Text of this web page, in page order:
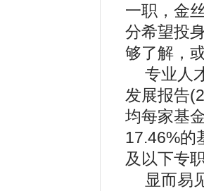
一职，金
分希望投
够了解，
专业人
发展报告
均每家基
17.46%的
及以下专
显而易